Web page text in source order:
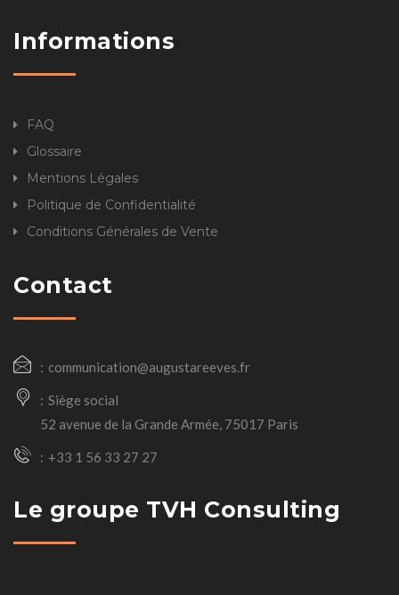
Informations
FAQ
Glossaire
Mentions Légales
Politique de Confidentialité
Conditions Générales de Vente
Contact
communication@augustareeves.fr
Siège social
52 avenue de la Grande Armée, 75017 Paris
+33 1 56 33 27 27
Le groupe TVH Consulting